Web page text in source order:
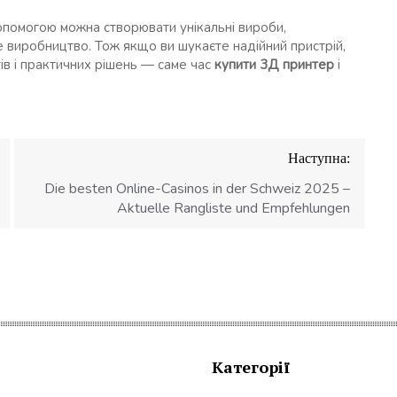
можна створювати унікальні вироби,
виробництво. Тож якщо ви шукаєте надійний пристрій,
і практичних рішень — саме час купити 3Д принтер і
Наступна:
Die besten Online-Casinos in der Schweiz 2025 –
Aktuelle Rangliste und Empfehlungen
Категорії